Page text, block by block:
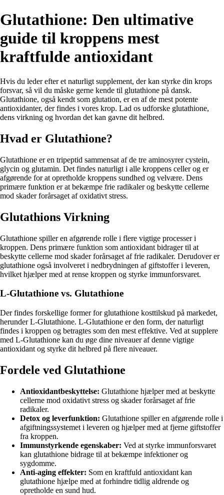
Glutathione: Den ultimative
guide til kroppens mest
kraftfulde antioxidant
Hvis du leder efter et naturligt supplement, der kan styrke din krops
forsvar, så vil du måske gerne kende til glutathione på dansk.
Glutathione, også kendt som glutation, er en af de mest potente
antioxidanter, der findes i vores krop. Lad os udforske glutathione,
dens virkning og hvordan det kan gavne dit helbred.
Hvad er Glutathione?
Glutathione er en tripeptid sammensat af de tre aminosyrer cystein,
glycin og glutamin. Det findes naturligt i alle kroppens celler og er
afgørende for at opretholde kroppens sundhed og velvære. Dens
primære funktion er at bekæmpe frie radikaler og beskytte cellerne
mod skader forårsaget af oxidativt stress.
Glutathions Virkning
Glutathione spiller en afgørende rolle i flere vigtige processer i
kroppen. Dens primære funktion som antioxidant bidrager til at
beskytte cellerne mod skader forårsaget af frie radikaler. Derudover er
glutathione også involveret i nedbrydningen af giftstoffer i leveren,
hvilket hjælper med at rense kroppen og styrke immunforsvaret.
L-Glutathione vs. Glutathione
Der findes forskellige former for glutathione kosttilskud på markedet,
herunder L-Glutathione. L-Glutathione er den form, der naturligt
findes i kroppen og betragtes som den mest effektive. Ved at supplere
med L-Glutathione kan du øge dine niveauer af denne vigtige
antioxidant og styrke dit helbred på flere niveauer.
Fordele ved Glutathione
Antioxidantbeskyttelse: Glutathione hjælper med at beskytte
cellerne mod oxidativt stress og skader forårsaget af frie
radikaler.
Detox og leverfunktion: Glutathione spiller en afgørende rolle i
afgiftningssystemet i leveren og hjælper med at fjerne giftstoffer
fra kroppen.
Immunstyrkende egenskaber: Ved at styrke immunforsvaret
kan glutathione bidrage til at bekæmpe infektioner og
sygdomme.
Anti-aging effekter: Som en kraftfuld antioxidant kan
glutathione hjælpe med at forhindre tidlig aldrende og
opretholde en sund hud.